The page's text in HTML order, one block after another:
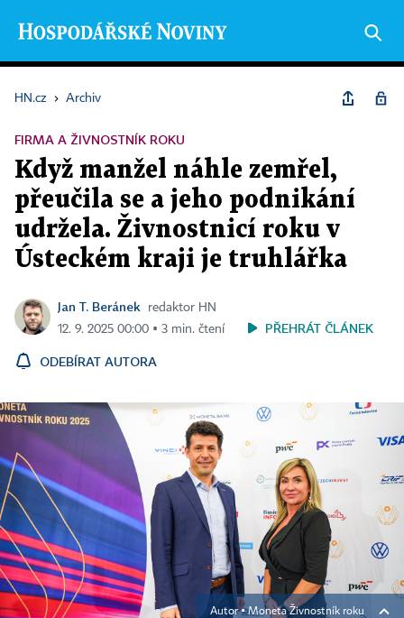
HN.cz › Archiv
FIRMA A ŽIVNOSTNÍK ROKU
Když manžel náhle zemřel,
přeučila se a jeho podnikání
udržela. Živnostnicí roku v
Ústeckém kraji je truhlářka
Jan T. Beránek
redaktor HN
12. 9. 2025 00:00 ▪ 3 min. čtení
PŘEHRÁT ČLÁNEK
ODEBÍRAT AUTORA
Autor ▪Moneta Živnostník roku